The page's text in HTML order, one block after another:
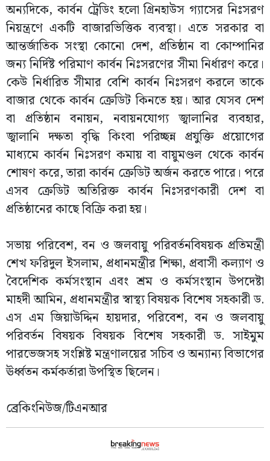
অন্যদিকে, কার্বন ট্রেডিং হলো গ্রিনহাউস গ্যাসের নিঃসরণ
নিয়ন্ত্রণে একটি বাজারভিত্তিক ব্যবস্থা। এতে সরকার বা
আন্তর্জাতিক সংস্থা কোনো দেশ, প্রতিষ্ঠান বা কোম্পানির
জন্য নির্দিষ্ট পরিমাণ কার্বন নিঃসরণের সীমা নির্ধারণ করে।
কেউ নির্ধারিত সীমার বেশি কার্বন নিঃসরণ করলে তাকে
বাজার থেকে কার্বন ক্রেডিট কিনতে হয়। আর যেসব দেশ
বা প্রতিষ্ঠান বনায়ন, নবায়নযোগ্য জ্বালানির ব্যবহার,
জ্বালানি দক্ষতা বৃদ্ধি কিংবা পরিচ্ছন্ন প্রযুক্তি প্রয়োগের
মাধ্যমে কার্বন নিঃসরণ কমায় বা বায়ুমণ্ডল থেকে কার্বন
শোষণ করে, তারা কার্বন ক্রেডিট অর্জন করতে পারে। পরে
এসব ক্রেডিট অতিরিক্ত কার্বন নিঃসরণকারী দেশ বা
প্রতিষ্ঠানের কাছে বিক্রি করা হয়।
সভায় পরিবেশ, বন ও জলবায়ু পরিবর্তনবিষয়ক প্রতিমন্ত্রী
শেখ ফরিদুল ইসলাম, প্রধানমন্ত্রীর শিক্ষা, প্রবাসী কল্যাণ ও
বৈদেশিক কর্মসংস্থান এবং শ্রম ও কর্মসংস্থান উপদেষ্টা
মাহদী আমিন, প্রধানমন্ত্রীর স্বাস্থ্য বিষয়ক বিশেষ সহকারী ড.
এস এম জিয়াউদ্দিন হায়দার, পরিবেশ, বন ও জলবায়ু
পরিবর্তন বিষয়ক বিষয়ক বিশেষ সহকারী ড. সাইমুম
পারভেজসহ সংশ্লিষ্ট মন্ত্রণালয়ের সচিব ও অন্যান্য বিভাগের
ঊর্ধ্বতন কর্মকর্তারা উপস্থিত ছিলেন।
ব্রেকিংনিউজ/টিএনআর